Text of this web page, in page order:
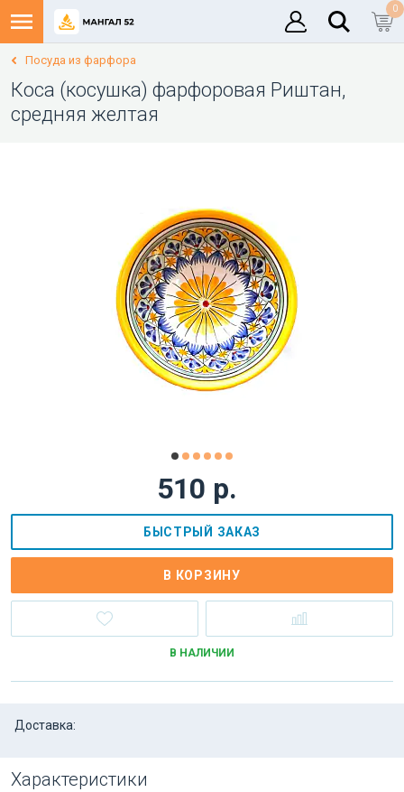
0
Посуда из фарфора
Коса (косушка) фарфоровая Риштан,
средняя желтая
510 р.
БЫСТРЫЙ ЗАКАЗ
В КОРЗИНУ
В НАЛИЧИИ
Доставка:
Характеристики